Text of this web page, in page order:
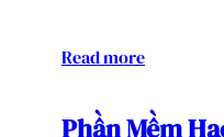
Read more
Phần Mềm